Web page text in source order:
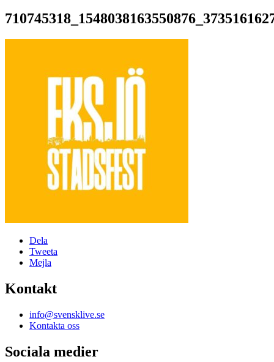
Dela
Tweeta
Mejla
Kontakt
info@svensklive.se
Kontakta oss
Sociala medier